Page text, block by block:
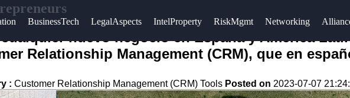
BusinessTech LegalAspects IntelProperty RiskMgmt Networking
nuevo negocio en España y América
Relationship Management (CRM), que en
: Customer Relationship Management (CRM) Tools Posted on 2023-07-07